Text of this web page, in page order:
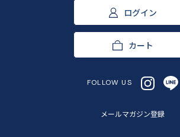
ログイン
カート
FOLLOW US
メールマガジン登録